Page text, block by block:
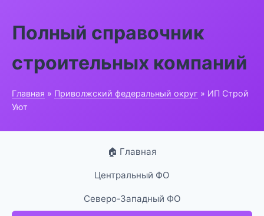
Полный справочник
строительных компаний
Главная » Приволжский федеральный округ » ИП Строй
Уют
🏠 Главная
Центральный ФО
Северо-Западный ФО